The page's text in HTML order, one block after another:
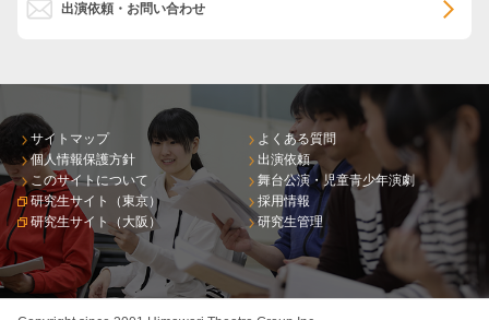
出演依頼・お問い合わせ
サイトマップ
個人情報保護方針
このサイトについて
研究生サイト（東京）
研究生サイト（大阪）
よくある質問
出演依頼
舞台公演・児童青少年演劇
採用情報
研究生管理